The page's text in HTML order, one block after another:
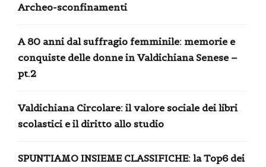
Archeo-sconfinamenti
A 80 anni dal suffragio femminile: memorie e
conquiste delle donne in Valdichiana Senese –
pt.2
Valdichiana Circolare: il valore sociale dei libri
scolastici e il diritto allo studio
SPUNTIAMO INSIEME CLASSIFICHE: la Top6 dei